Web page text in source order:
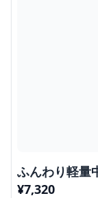
ふんわり軽量
¥7,320